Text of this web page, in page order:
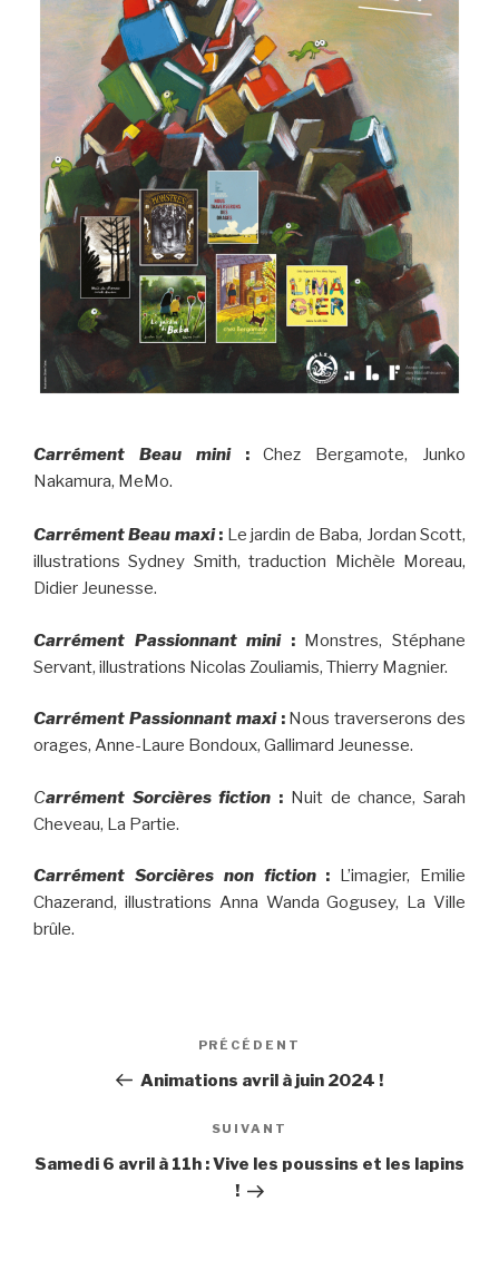
Carrément Beau mini:Chez Bergamote, Junko
Nakamura, MeMo.
Carrément Beau maxi: Le jardin de Baba, Jordan Scott,
illustrations Sydney Smith, traduction Michèle Moreau,
Didier Jeunesse.
Carrément Passionnant mini :Monstres, Stéphane
Servant, illustrations Nicolas Zouliamis, Thierry Magnier.
Carrément Passionnant maxi : Nous traverserons des
orages, Anne-Laure Bondoux, Gallimard Jeunesse.
Carrément Sorcières fiction : Nuit de chance, Sarah
Cheveau, La Partie.
Carrément Sorcières non fiction : L’imagier, Emilie
Chazerand, illustrations Anna Wanda Gogusey, La Ville
brûle.
Article
précédent
PRÉCÉDENT
Animations avril à juin 2024 !
Article
suivant
SUIVANT
Samedi 6 avril à 11h : Vive les poussins et les lapins
!